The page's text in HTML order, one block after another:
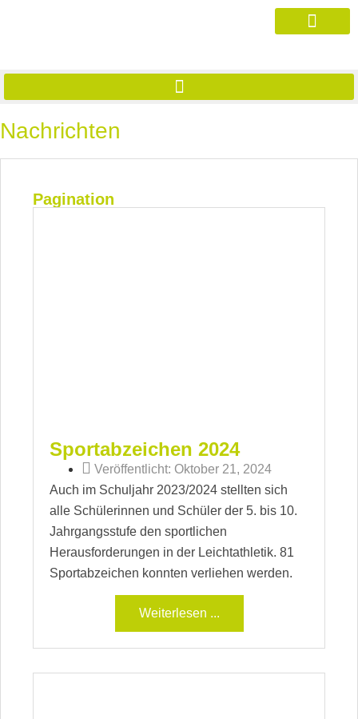
Nachrichten
Pagination
Sportabzeichen 2024
Veröffentlicht: Oktober 21, 2024
Auch im Schuljahr 2023/2024 stellten sich
alle Schülerinnen und Schüler der 5. bis 10.
Jahrgangsstufe den sportlichen
Herausforderungen in der Leichtathletik. 81
Sportabzeichen konnten verliehen werden.
Weiterlesen ...